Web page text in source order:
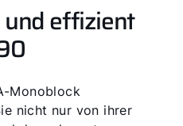
effizient
Monoblock
nicht nur von ihrer